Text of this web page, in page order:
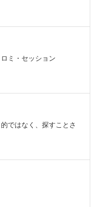
ミ・セッション
ではなく、探すことさ